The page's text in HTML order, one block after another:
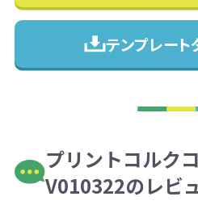
テンプレート
プリントコルク
V010322のレビ